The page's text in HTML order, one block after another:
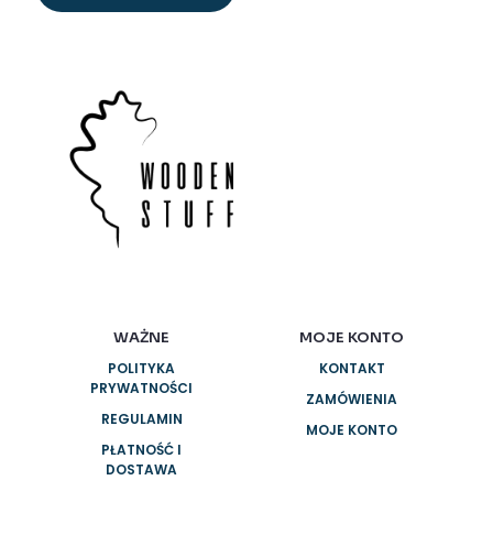
WAŻNE
POLITYKA
PRYWATNOŚCI
REGULAMIN
PŁATNOŚĆ I
DOSTAWA
MOJE KONTO
KONTAKT
ZAMÓWIENIA
MOJE KONTO